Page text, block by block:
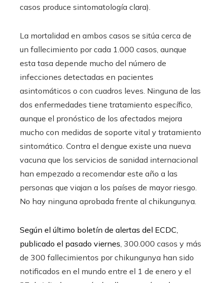
casos produce sintomatología clara).
La mortalidad en ambos casos se sitúa cerca de
un fallecimiento por cada 1.000 casos, aunque
esta tasa depende mucho del número de
infecciones detectadas en pacientes
asintomáticos o con cuadros leves. Ninguna de las
dos enfermedades tiene tratamiento específico,
aunque el pronóstico de los afectados mejora
mucho con medidas de soporte vital y tratamiento
sintomático. Contra el dengue existe una nueva
vacuna que los servicios de sanidad internacional
han empezado a recomendar este año a las
personas que viajan a los países de mayor riesgo.
No hay ninguna aprobada frente al chikungunya.
Según el último boletín de alertas del ECDC,
publicado el pasado viernes , 300.000 casos y más
de 300 fallecimientos por chikungunya han sido
notificados en el mundo entre el 1 de enero y el